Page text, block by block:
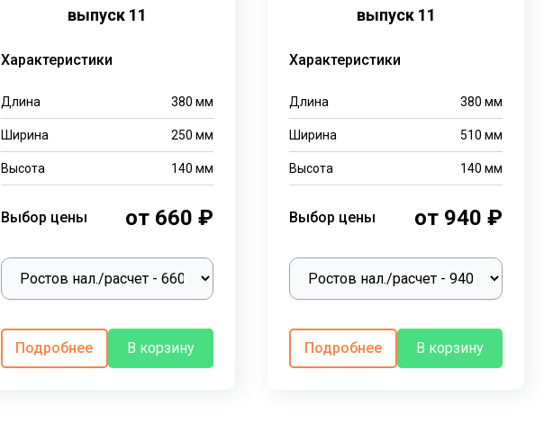
выпуск 11
Характеристики
Длина 380мм
Ширина 250мм
Высота 140мм
Выбор цены от 660 ₽
Подробнее В корзину
выпуск 11
Характеристики
Длина 380 мм
Ширина 510 мм
Высота 140 мм
Выбор цены от 940 ₽
Подробнее В корзину